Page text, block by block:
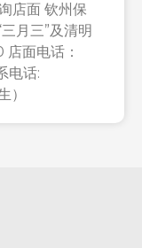
店面 钦州保
月三”及清明
面电话：
电话:
）